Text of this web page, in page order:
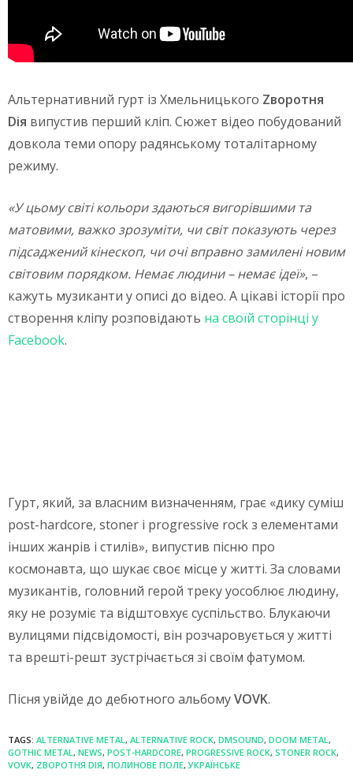
Альтернативний гурт із Хмельницького Zворотня
Dія випустив перший кліп. Сюжет відео побудований
довкола теми опору радянському тоталітарному
режиму.
«У цьому світі кольори здаються вигорівшими та
матовими, важко зрозуміти, чи світ показують через
підсаджений кінескоп, чи очі вправно замилені новим
світовим порядком. Немає людини – немає ідеї», –
кажуть музиканти у описі до відео. А цікаві історії про
створення кліпу розповідають на своїй сторінці у
Facebook.
Гурт, який, за власним визначенням, грає «дику суміш
post-hardcore, stoner і progressive rock з елементами
інших жанрів і стилів», випустив пісню про
космонавта, що шукає своє місце у житті. За словами
музикантів, головний герой треку уособлює людину,
яку не розуміє та відштовхує суспільство. Блукаючи
вулицями підсвідомості, він розчаровується у житті
та врешті-решт зустрічається зі своїм фатумом.
Пісня увійде до дебютного альбомуVOVK.
TAGS: ALTERNATIVE METAL, ALTERNATIVE ROCK, DMSOUND, DOOM METAL,
GOTHIC METAL, NEWS, POST-HARDCORE, PROGRESSIVE ROCK, STONER ROCK,
VOVK, ZВОРОТНЯ DІЯ, ПОЛИНОВЕ ПОЛЕ,УКРАЇНСЬКЕ